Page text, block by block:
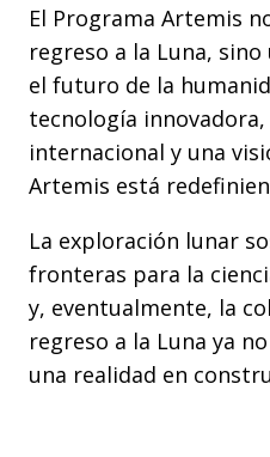
El Programa Artemis
regreso a la Luna,
el futuro de la
tecnología
internacional y una
Artemis está
La exploración lunar
fronteras para la
y, eventualmente, la
regreso a la Luna ya
una realidad en